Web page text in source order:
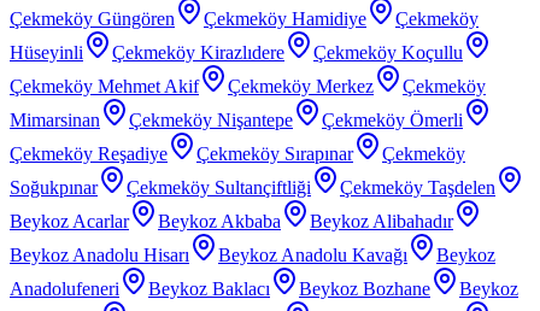
Çekmeköy Güngören
Çekmeköy Hamidiye
Çekmeköy
Hüseyinli
Çekmeköy Kirazlıdere
Çekmeköy Koçullu
Çekmeköy Mehmet Akif
Çekmeköy Merkez
Çekmeköy
Mimarsinan
Çekmeköy Nişantepe
Çekmeköy Ömerli
Çekmeköy Reşadiye
Çekmeköy Sırapınar
Çekmeköy
Soğukpınar
Çekmeköy Sultançiftliği
Çekmeköy Taşdelen
Beykoz Acarlar
Beykoz Akbaba
Beykoz Alibahadır
Beykoz Anadolu Hisarı
Beykoz Anadolu Kavağı
Beykoz
Anadolufeneri
Beykoz Baklacı Beykoz Bozhane
Beykoz